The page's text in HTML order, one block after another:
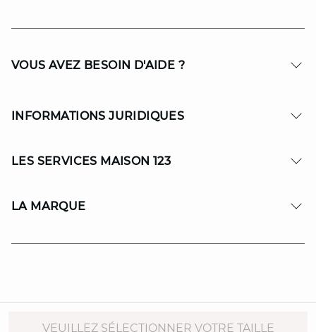
VEUILLEZ SÉLECTIONNER VOTRE TAILLE
VOUS AVEZ BESOIN D'AIDE ?
INFORMATIONS JURIDIQUES
LES SERVICES MAISON 123
LA MARQUE
© Copyright 2026 MAISON 123. All Rights reserved.